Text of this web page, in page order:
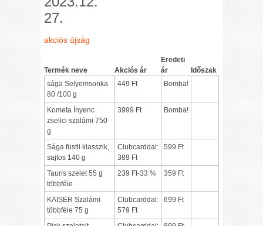
27.
akciós újság
Termék neve Akciós ár
Eredeti
ár
Időszak
sága Selyemsonka
80 /100 g
449 Ft Bomba!
Kometa Ínyenc
zselici szalámi 750
g
3999 Ft Bomba!
Sága füstli klasszik,
sajtos 140 g
Clubcarddal:
389 Ft
599 Ft
Tauris szelet 55 g
többféle
239 Ft-33 % 359 Ft
KAISER Szalámi
többféle 75 g
Clubcarddal:
579 Ft
699 Ft